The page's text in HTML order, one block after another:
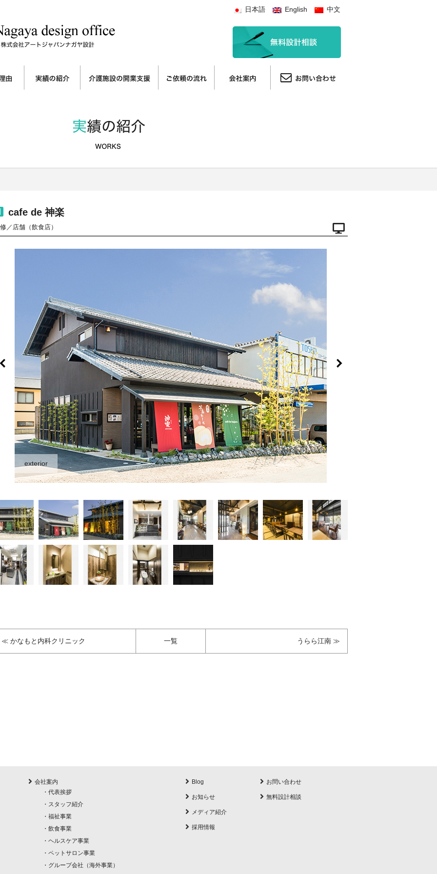
日本語 English 中文
cafe de 神楽
／店舗（飲食店）
exterior
≪ かなもと内科クリニック 一覧 うらら江南 ≫
会社案内
・ 代表挨拶
・ スタッフ紹介
・ 福祉事業
・ 飲食事業
・ ヘルスケア事業
・ ペットサロン事業
・ グループ会社（海外事業）
Blog
お知らせ
メディア紹介
採用情報
お問い合わせ
無料設計相談